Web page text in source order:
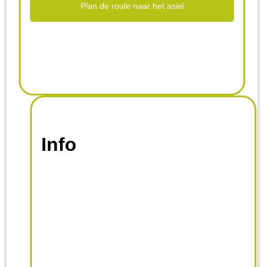
Plan de route naar het asiel
Info